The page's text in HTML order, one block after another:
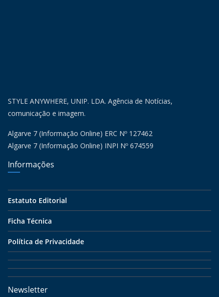
STYLE ANYWHERE, UNIP. LDA. Agência de Notícias,
comunicação e imagem.
Algarve 7 (Informação Online) ERC Nº 127462
Algarve 7 (Informação Online) INPI Nº 674559
Informações
Estatuto Editorial
Ficha Técnica
Política de Privacidade
Newsletter